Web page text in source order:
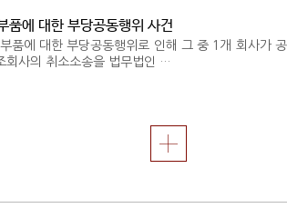
품에 대한 부당공동행위 사건
품에 대한 부당공동행위로 인해 그 중 1개 회사가
회사의 취소소송을 법무법인 …